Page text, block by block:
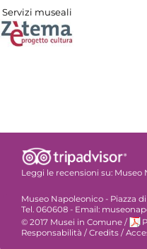
Servizi museali
Leggi le recensioni su: Museo
Museo Napoleonico - Piazza
Tel. 060608 - Email:
© 2017 Musei in Comune /
Responsabilità / Credits /